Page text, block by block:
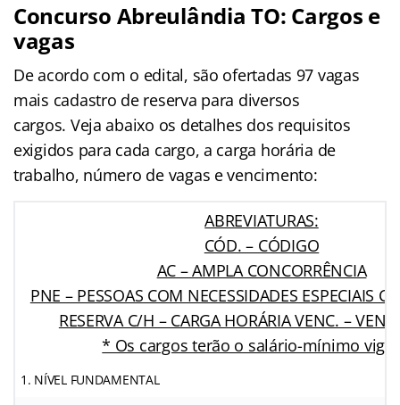
Concurso Abreulândia TO: Cargos e
vagas
De acordo com o edital, são ofertadas 97 vagas
mais cadastro de reserva para diversos
cargos. Veja abaixo os detalhes dos requisitos
exigidos para cada cargo, a carga horária de
trabalho, número de vagas e vencimento:
ABREVIATURAS:
CÓD. – CÓDIGO
AC – AMPLA CONCORRÊNCIA
PNE – PESSOAS COM NECESSIDADES ESPECIAIS
RESERVA C/H – CARGA HORÁRIA VENC. –
* Os cargos terão o salário-mínimo
1. NÍVEL FUNDAMENTAL